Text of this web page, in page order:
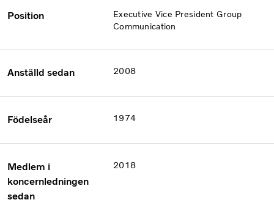
Position
Executive Vice President Group
Communication
Anställd sedan 2008
Födelseår 1974
Medlem i
koncernledningen
sedan
2018